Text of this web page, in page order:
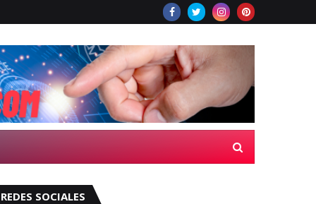
REDES SOCIALES